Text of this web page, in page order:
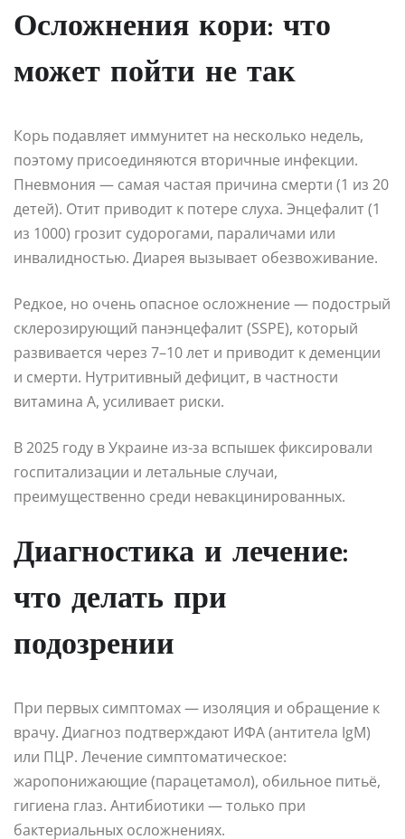
Осложнения кори: что
может пойти не так
Корь подавляет иммунитет на несколько недель,
поэтому присоединяются вторичные инфекции.
Пневмония — самая частая причина смерти (1 из 20
детей). Отит приводит к потере слуха. Энцефалит (1
из 1000) грозит судорогами, параличами или
инвалидностью. Диарея вызывает обезвоживание.
Редкое, но очень опасное осложнение — подострый
склерозирующий панэнцефалит (SSPE), который
развивается через 7–10 лет и приводит к деменции
и смерти. Нутритивный дефицит, в частности
витамина A, усиливает риски.
В 2025 году в Украине из-за вспышек фиксировали
госпитализации и летальные случаи,
преимущественно среди невакцинированных.
Диагностика и лечение:
что делать при
подозрении
При первых симптомах — изоляция и обращение к
врачу. Диагноз подтверждают ИФА (антитела IgM)
или ПЦР. Лечение симптоматическое:
жаропонижающие (парацетамол), обильное питьё,
гигиена глаз. Антибиотики — только при
бактериальных осложнениях.